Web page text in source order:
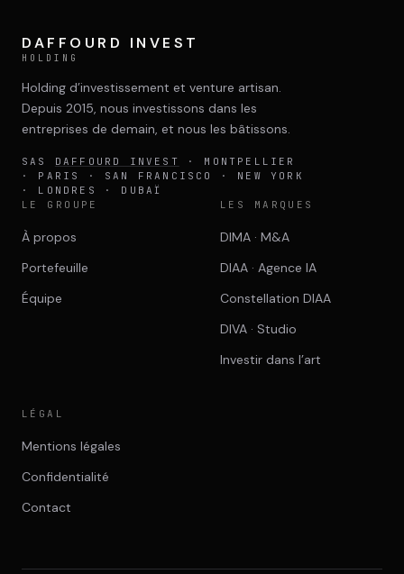
DAFFOURD INVEST
HOLDING
Holding d’investissement et venture artisan.
Depuis 2015, nous investissons dans les
entreprises de demain, et nous les bâtissons.
SAS DAFFOURD INVEST
· MONTPELLIER
· PARIS · SAN FRANCISCO · NEW YORK
· LONDRES · DUBAÏ
LE GROUPE
À propos
Portefeuille
Équipe
LES MARQUES
DIMA · M&A
DIAA · Agence IA
Constellation DIAA
DIVA · Studio
Investir dans l’art
LÉGAL
Mentions légales
Confidentialité
Contact